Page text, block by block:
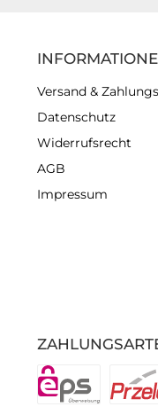
Versand &
Datenschutz
Widerrufsrecht
AGB
Impressum